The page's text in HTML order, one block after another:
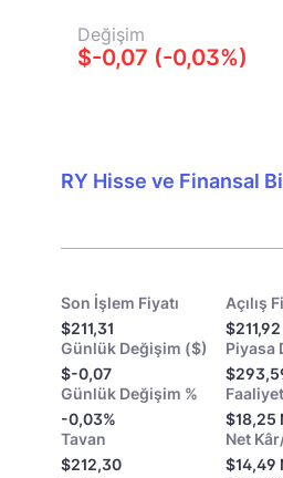
Değişim
$-0,07 (-0,03%)
RY Hisse ve Finansal
Son İşlem Fiyatı
$211,31
Açılış
$211,92
Günlük Değişim ($)
$-0,07
Piyasa
Günlük Değişim %
-0,03%
$18,25
Tavan
$212,30
Net
$14,49